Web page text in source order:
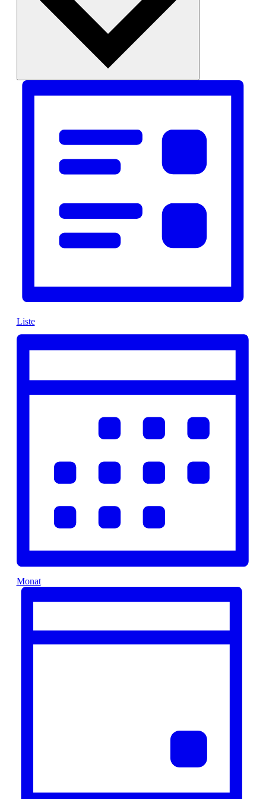
Liste
Monat